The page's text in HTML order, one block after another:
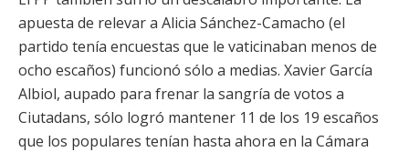
apuesta de relevar a Alicia Sánchez-Camacho (el
partido tenía encuestas que le vaticinaban menos de
ocho escaños) funcionó sólo a medias. Xavier García
Albiol, aupado para frenar la sangría de votos a
Ciutadans, sólo logró mantener 11 de los 19 escaños
que los populares tenían hasta ahora en la Cámara